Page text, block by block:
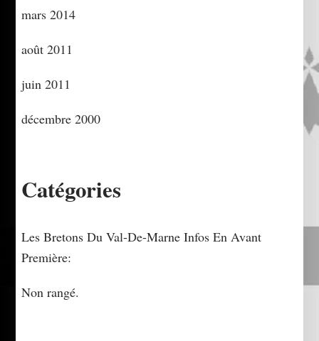
mars 2014
août 2011
juin 2011
décembre 2000
Catégories
Les Bretons Du Val-De-Marne Infos En Avant
Première:
Non rangé.